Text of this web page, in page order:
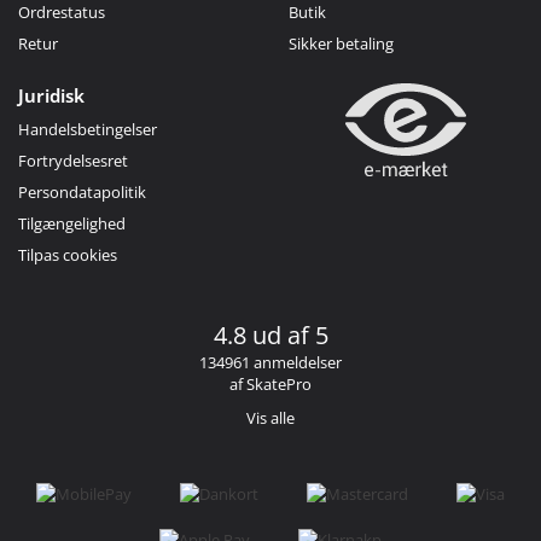
Ordrestatus
Retur
Butik
Sikker betaling
Juridisk
Handelsbetingelser
Fortrydelsesret
Persondatapolitik
Tilgængelighed
Tilpas cookies
4.8 ud af 5
134961 anmeldelser
af SkatePro
Vis alle